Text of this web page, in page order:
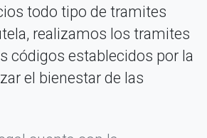
todo tipo de tramites
realizamos los tramites
códigos establecidos por la
el bienestar de las